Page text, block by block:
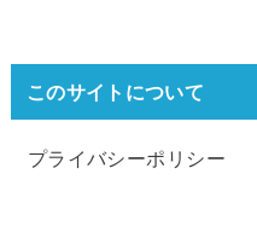
このサイトについて
プライバシーポリシー